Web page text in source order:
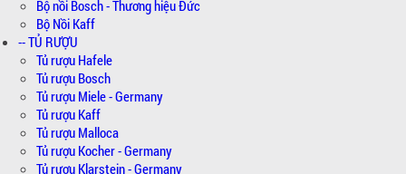
Bộ nồi Bosch - Thương hiệu Đức
Bộ Nồi Kaff
-- TỦ RƯỢU
Tủ rượu Hafele
Tủ rượu Bosch
Tủ rượu Miele - Germany
Tủ rượu Kaff
Tủ rượu Malloca
Tủ rượu Kocher - Germany
Tủ rượu Klarstein - Germany